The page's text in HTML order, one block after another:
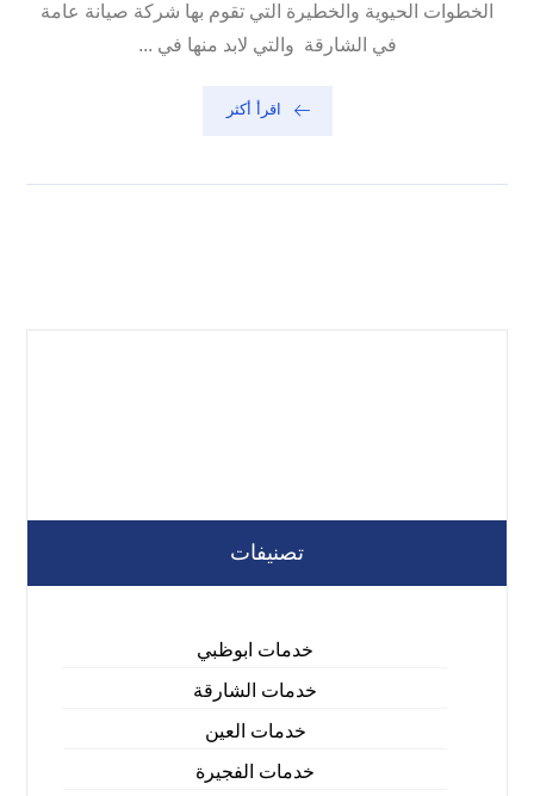
الخطوات الحيوية والخطيرة التي تقوم بها شركة صيانة عامة
في الشارقة والتي لابد منها في ...
اقرأ أكثر
تصنيفات
خدمات ابوظبي
خدمات الشارقة
خدمات العين
خدمات الفجيرة